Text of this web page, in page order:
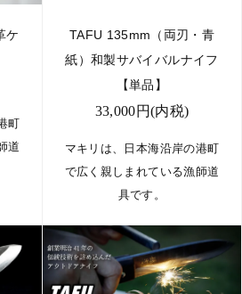
ケ
町
道
TAFU 135mm（両刃・青
紙）和製サバイバルナイフ
【単品】
33,000円(内税)
マキリは、日本海沿岸の港町
で広く親しまれている漁師道
具です。